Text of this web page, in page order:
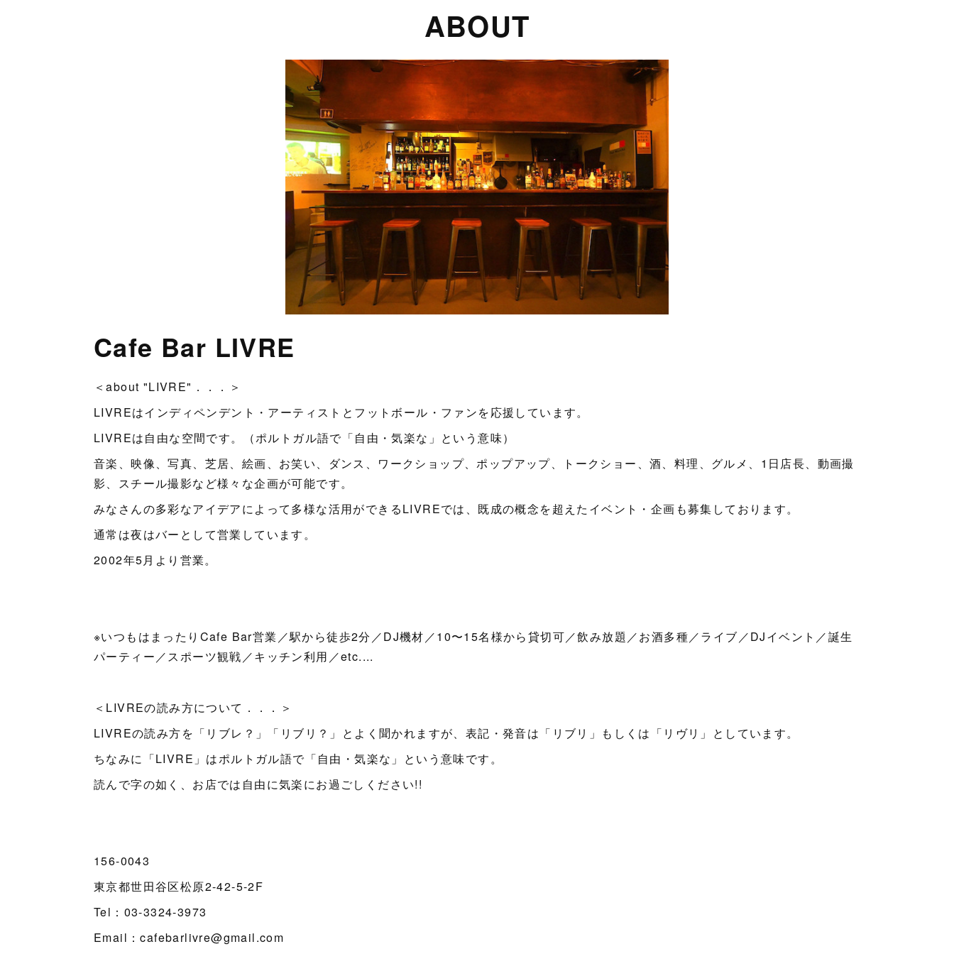
ABOUT
Cafe Bar LIVRE
＜about "LIVRE"．．．＞
LIVREはインディペンデント・アーティストとフットボール・ファンを応援しています。
LIVREは自由な空間です。（ポルトガル語で「自由・気楽な」という意味）
音楽、映像、写真、芝居、絵画、お笑い、ダンス、ワークショップ、ポップアップ、トークショー、酒、料理、グルメ、1日店長、動画撮
影、スチール撮影など様々な企画が可能です。
みなさんの多彩なアイデアによって多様な活用ができるLIVREでは、既成の概念を超えたイベント・企画も募集しております。
通常は夜はバーとして営業しています。
2002年5月より営業。
※いつもはまったりCafe Bar営業／駅から徒歩2分／DJ機材／10〜15名様から貸切可／飲み放題／お酒多種／ライブ／DJイベント／誕生
パーティー／スポーツ観戦／キッチン利用／etc....
＜LIVREの読み方について．．．＞
LIVREの読み方を「リブレ？」「リブリ？」とよく聞かれますが、表記・発音は「リブリ」もしくは「リヴリ」としています。
ちなみに「LIVRE」はポルトガル語で「自由・気楽な」という意味です。
読んで字の如く、お店では自由に気楽にお過ごしください!!
156-0043
東京都世田谷区松原2-42-5-2F
Tel：03-3324-3973
Email：cafebarlivre@gmail.com